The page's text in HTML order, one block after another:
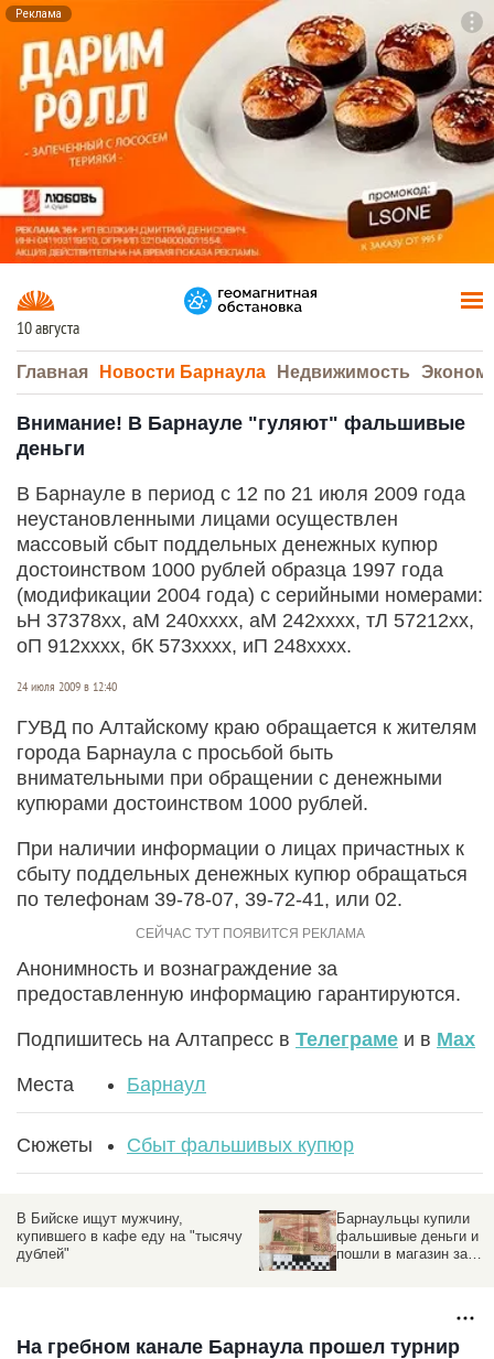
Реклама
10 августа
Главная Новости Барнаула Недвижимость
Внимание! В Барнауле "гуляют" фальшивые
деньги
В Барнауле в период с 12 по 21 июля 2009 года
неустановленными лицами осуществлен
массовый сбыт поддельных денежных купюр
достоинством 1000 рублей образца 1997 года
(модификации 2004 года) с серийными номерами:
ьН 37378хх, аМ 240хххх, аМ 242хххх, тЛ 57212хх,
оП 912хххх, бК 573хххх, иП 248хххх.
24 июля 2009 в 12:40
ГУВД по Алтайскому краю обращается к жителям
города Барнаула с просьбой быть
внимательными при обращении с денежными
купюрами достоинством 1000 рублей.
При наличии информации о лицах причастных к
сбыту поддельных денежных купюр обращаться
по телефонам 39-78-07, 39-72-41, или 02.
Анонимность и вознаграждение за
предоставленную информацию гарантируются.
Подпишитесь на Алтапресс в Телеграме и в Max
Места Барнаул
Сюжеты Сбыт фальшивых купюр
Барнаульцы купили
фальшивые деньги и
Пару из Барнаула,
схваченную при
поддержке Росгвардии,
На гребном канале Барнаула прошел турнир